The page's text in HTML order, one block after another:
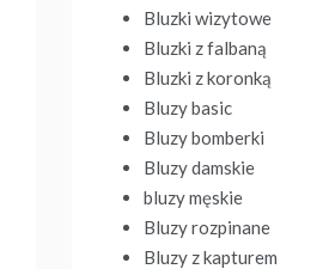
Bluzki wizytowe
Bluzki z falbaną
Bluzki z koronką
Bluzy basic
Bluzy bomberki
Bluzy damskie
bluzy męskie
Bluzy rozpinane
Bluzy z kapturem